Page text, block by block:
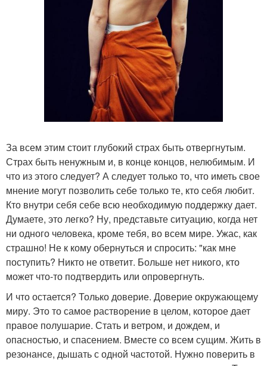
За всем этим стоит глубокий страх быть отвергнутым.
Страх быть ненужным и, в конце концов, нелюбимым. И
что из этого следует? А следует только то, что иметь свое
мнение могут позволить себе только те, кто себя любит.
Кто внутри себя себе всю необходимую поддержку дает.
Думаете, это легко? Ну, представьте ситуацию, когда нет
ни одного человека, кроме тебя, во всем мире. Ужас, как
страшно! Не к кому обернуться и спросить: "как мне
поступить? Никто не ответит. Больше нет никого, кто
может что-то подтвердить или опровергнуть.
И что остается? Только доверие. Доверие окружающему
миру. Это то самое растворение в целом, которое дает
правое полушарие. Стать и ветром, и дождем, и
опасностью, и спасением. Вместе со всем сущим. Жить в
резонансе, дышать с одной частотой. Нужно поверить в